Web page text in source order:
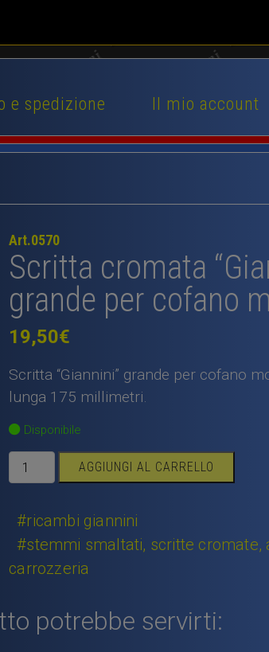
e spedizione Il mio account
Art.0570
Scritta cromata
grande per cofano
19,50€
Scritta “Giannini” grande per cofano
lunga 175 millimetri.
Disponibile
Scritta
cromata
grande
per
cofano
motore.
AGGIUNGI AL CARRELLO
#ricambi giannini
#stemmi smaltati, scritte cromate,
carrozzeria
potrebbe servirti: